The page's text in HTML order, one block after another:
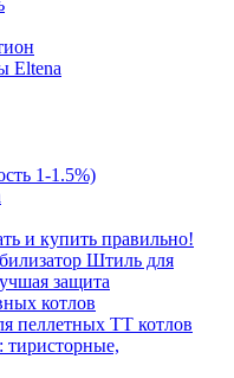
Eltena
1-1.5%)
и купить правильно!
Штиль для
защита
котлов
пеллетных ТТ котлов